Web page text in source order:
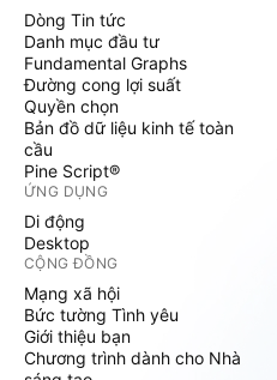
Dòng Tin tức
Danh mục đầu tư
Fundamental Graphs
Đường cong lợi suất
Quyền chọn
Bản đồ dữ liệu kinh tế toàn
cầu
Pine Script®
ỨNG DỤNG
Di động
Desktop
CỘNG ĐỒNG
Mạng xã hội
Bức tường Tình yêu
Giới thiệu bạn
Chương trình dành cho Nhà